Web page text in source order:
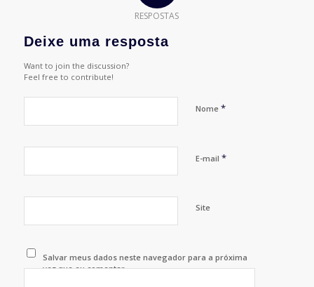
RESPOSTAS
Deixe uma resposta
Want to join the discussion?
Feel free to contribute!
Nome *
E-mail *
Site
Salvar meus dados neste navegador para a próxima
vez que eu comentar.